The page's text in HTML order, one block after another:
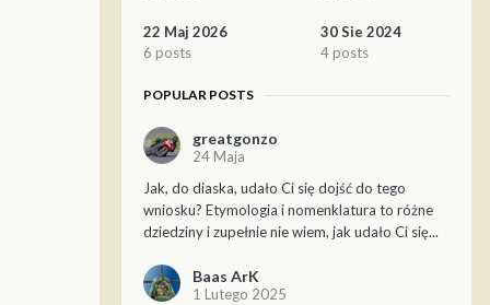
22 Maj 2026
6 posts
30 Sie 2024
4 posts
POPULAR POSTS
greatgonzo
24 Maja
Jak, do diaska, udało Ci się dojść do tego
wniosku? Etymologia i nomenklatura to różne
dziedziny i zupełnie nie wiem, jak udało Ci się...
Baas ArK
1 Lutego 2025